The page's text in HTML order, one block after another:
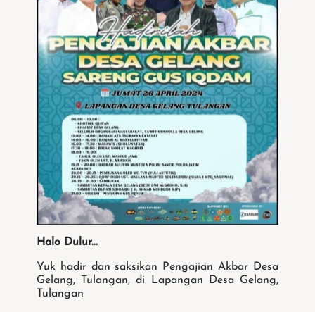
Halo Dulur...
Yuk hadir dan saksikan Pengajian Akbar Desa
Gelang, Tulangan, di Lapangan Desa Gelang,
Tulangan